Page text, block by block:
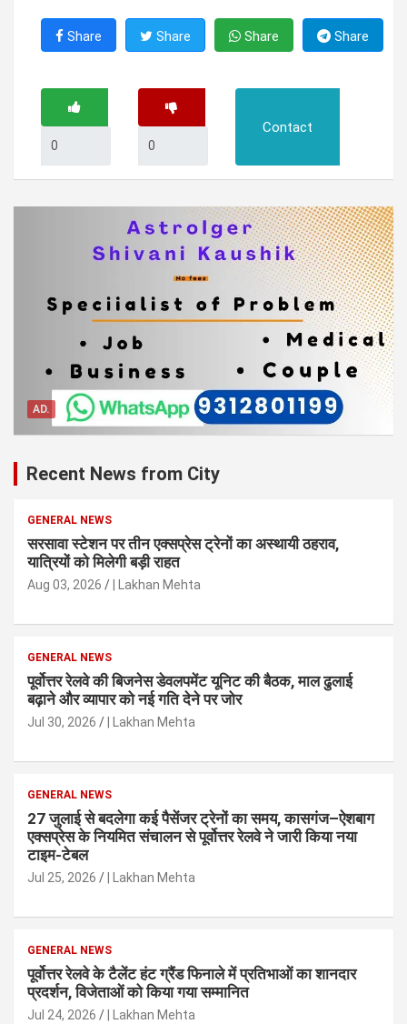
Share Share Share Share
Contact
AD.
Recent News from City
GENERAL NEWS
सरसावा स्टेशन पर तीन एक्सप्रेस ट्रेनों का अस्थायी ठहराव,
यात्रियों को मिलेगी बड़ी राहत
Aug 03, 2026 | Lakhan Mehta
GENERAL NEWS
पूर्वोत्तर रेलवे की बिजनेस डेवलपमेंट यूनिट की बैठक, माल ढुलाई
बढ़ाने और व्यापार को नई गति देने पर जोर
Jul 30, 2026 | Lakhan Mehta
GENERAL NEWS
27 जुलाई से बदलेगा कई पैसेंजर ट्रेनों का समय, कासगंज–ऐशबाग
एक्सप्रेस के नियमित संचालन से पूर्वोत्तर रेलवे ने जारी किया नया
टाइम-टेबल
Jul 25, 2026 | Lakhan Mehta
GENERAL NEWS
पूर्वोत्तर रेलवे के टैलेंट हंट ग्रैंड फिनाले में प्रतिभाओं का शानदार
प्रदर्शन, विजेताओं को किया गया सम्मानित
Jul 24, 2026 | Lakhan Mehta